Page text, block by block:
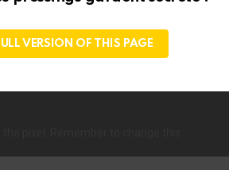
VERSION OF THIS PAGE